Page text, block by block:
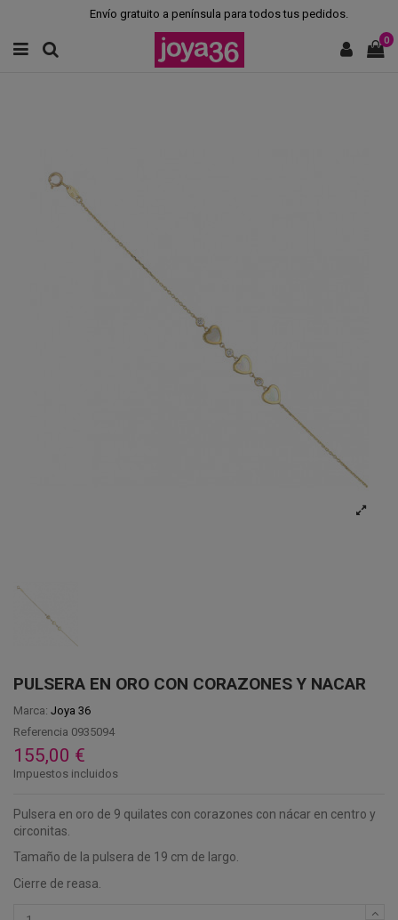
Envío gratuito a península para todos tus pedidos.
0
PULSERA EN ORO CON CORAZONES Y NACAR
Marca: Joya 36
Referencia 0935094
155,00 €
Impuestos incluidos
Pulsera en oro de 9 quilates con corazones con nácar en centro y
circonitas.
Tamaño de la pulsera de 19 cm de largo.
Cierre de reasa.